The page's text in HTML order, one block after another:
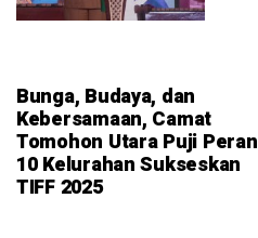
Bunga, Budaya, dan
Kebersamaan, Camat
Tomohon Utara Puji Peran
10 Kelurahan Sukseskan
TIFF 2025